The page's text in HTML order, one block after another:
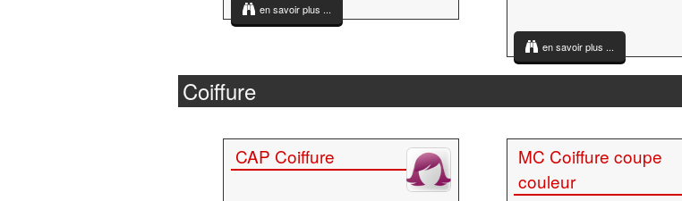
en savoir plus ...
en savoir plus ...
Coiffure
CAP Coiffure
MC Coiffure coupe
couleur